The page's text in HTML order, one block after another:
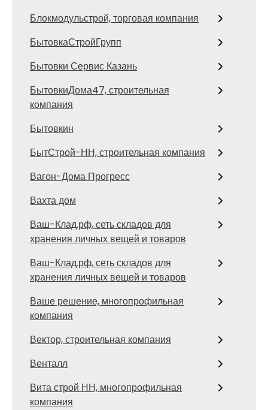
Блокмодульстрой, торговая компания
БытовкаСтройГрупп
Бытовки Сервис Казань
БытовкиДома47, строительная
компания
Бытовкин
БытСтрой-НН, строительная компания
Вагон-Дома Прогресс
Вахта дом
Ваш-Клад.рф, сеть складов для
хранения личных вещей и товаров
Ваш-Клад.рф, сеть складов для
хранения личных вещей и товаров
Ваше решение, многопрофильная
компания
Вектор, строительная компания
Венталл
Вита строй НН, многопрофильная
компания